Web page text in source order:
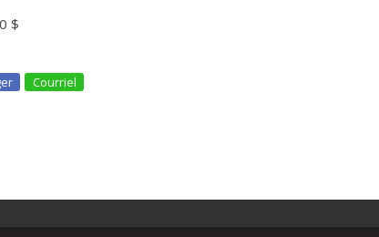
$
Courriel